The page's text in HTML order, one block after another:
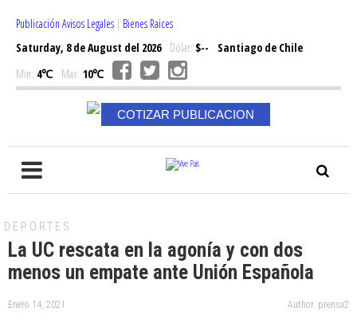
Publicación Avisos Legales | Bienes Raices
Saturday, 8 de August del 2026Dólar: $--
Santiago de Chile
Min: 4℃ Max: 10℃
COTIZAR PUBLICACION
DEPORTES
La UC rescata en la agonía y con dos
menos un empate ante Unión Española
Enero 14, 2021 Author: prensa2